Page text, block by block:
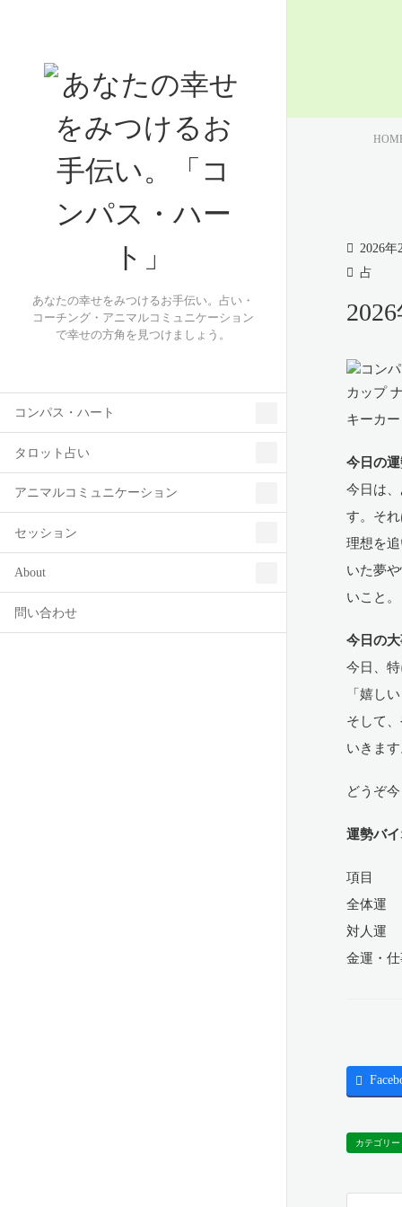
あなたの幸せをみつけるお手伝い。占い・
コーチング・アニマルコミュニケーション
で幸せの方角を見つけましょう。
コンパス・ハート
タロット占い
アニマルコミュニケーション
セッション
About
問い合わせ
2026年
占
カップ
キーカ
今日の
今日は
す。そ
理想を
いた夢
いこと
今日の
今日、
「嬉し
そして
いきま
どうぞ
運勢バ
項目
全体運
対人運
金運・
カテゴリー